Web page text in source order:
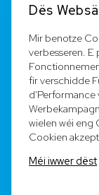
Registréieren
Equipe
Legal Notice
Dës
Mir benotze
verbesseren.
fir verschidde
d'Performance
wielen wéi eng
Cookien
Méi iwwer dëst